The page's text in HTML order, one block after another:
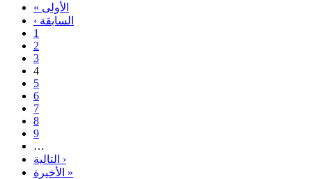
« الأولى
‹ السابقة
1
2
3
4
5
6
7
8
9
…
التالية ›
الأخيرة »